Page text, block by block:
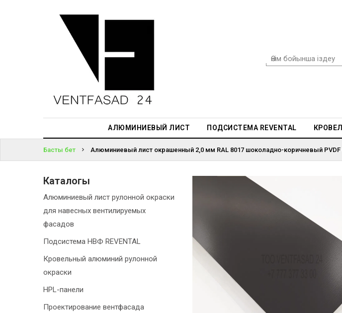
АЛЮМИНИЕВЫЙ ЛИСТ ПОДСИСТЕМА REVENTAL
АЛЮМИНИЕВЫЙ
ПРОЕКТИРОВАНИЕ
КІРІҢІЗ
ПАРОЛЬДІ
БА?
Басты бет Алюминиевый лист окрашенный 2,0 мм RAL 8017 шоколадно-коричневый PVDF
Каталогы
Алюминиевый лист рулонной окраски
для навесных вентилируемых
фасадов
Подсистема НВФ REVENTAL
Кровельный алюминий рулонной
окраски
HPL-панели
Проектирование вентфасада